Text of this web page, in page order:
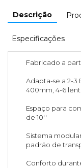
Descrição
Especificações
Fabricado a
Adapta-se a 2-3
400mm, 4-6
Espaço para
de 10''
Sistema
padrão de
Conforto